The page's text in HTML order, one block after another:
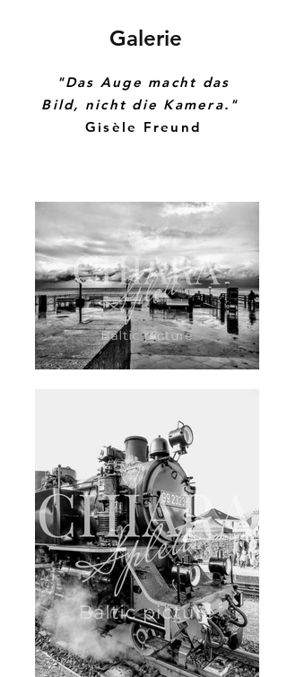
Galerie
"Das Auge macht das
Bild, nicht die Kamera."
Gisèle Freund